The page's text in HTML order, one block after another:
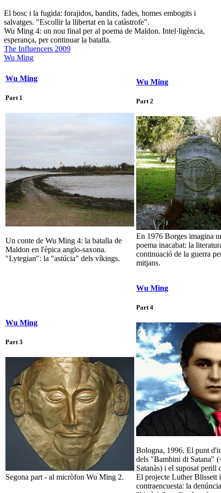
El bosc i la fugida: forajidos, bandits, fades, homes embogits i
salvatges. "Escollir la llibertat en la catàstrofe".
Wu Ming 4: un nou final per al poema de Maldon. Intel·ligència,
esperança, per continuar la batalla.
The Influencers 2009
Wu Ming
Wu Ming
Part 1
Un conte de Wu Ming 4: la batalla de
Maldon en l'èpica anglo-saxona.
"Lytegian": la "astúcia" dels víkings.
Wu Ming
Part 2
En 1976 Borges imagina
poema inacabat: la
continuació de la guerra
mitjans.
Wu Ming
Part 3
Segona part - al micròfon Wu Ming 2.
Wu Ming
Part 4
Bologna, 1996. El punt
dels "Bambini di Satana"
Satanàs) i el suposat perill
El projecte Luther Blissett
contraencuesta: la